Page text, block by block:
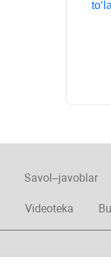
Savol–javoblar
Videoteka